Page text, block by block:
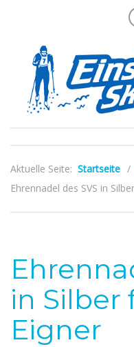
Aktuelle Seite: Startseite /
Ehrennadel des SVS in
in Silber
Eigner